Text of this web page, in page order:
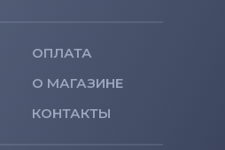
ОПЛАТА
О МАГАЗИНЕ
КОНТАКТЫ